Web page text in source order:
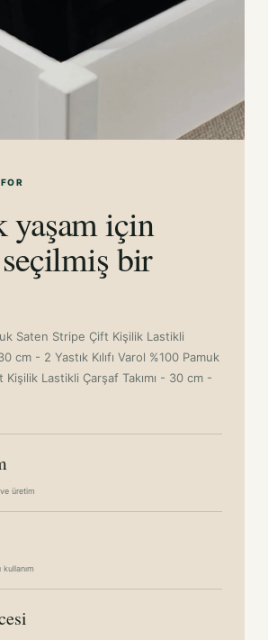
yaşam için
bir
Saten Stripe Çift Kişilik Lastikli
cm - 2 Yastık Kılıfı Varol %100 Pamuk
Lastikli Çarşaf Takımı - 30 cm -
üretim
kullanım